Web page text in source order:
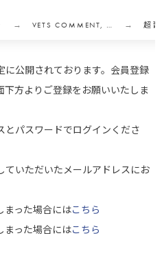
VETS COMMENT, … 超
に公開されております。会員登録
方よりご登録をお願いいたしま
とパスワードでログインくださ
ていただいたメールアドレスにお
まった場合にはこちら
まった場合にはこちら